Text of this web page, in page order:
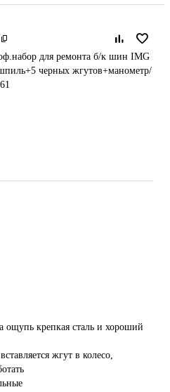
для ремонта б/к шин IMG
черных жгутов+манометр/
ощупь крепкая сталь и хороший
жгут в колесо,